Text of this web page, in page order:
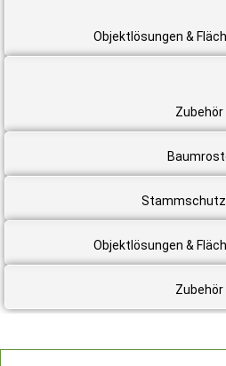
Objektlösungen &
Zubehör
Objektlösungen &
Zubehör